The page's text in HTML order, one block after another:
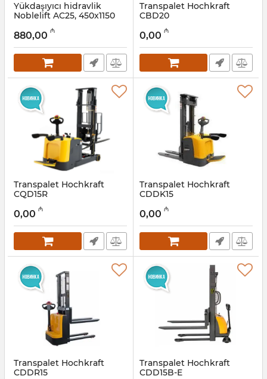
Yükdaşıyıcı hidravlik
Noblelift AC25, 450x1150
Artikul: 033001002
880,00 ₼
Transpalet Hochkraft
CBD20
12018256
0,00 ₼
Transpalet Hochkraft
CQD15R
12018255
0,00 ₼
Transpalet Hochkraft
CDDK15
12018254
0,00 ₼
Transpalet Hochkraft
CDDR15
Transpalet Hochkraft
CDD15B-E